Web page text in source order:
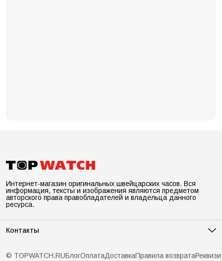
Интернет-магазин оригинальных швейцарских часов. Вся
информация, тексты и изображения являются предметом
авторского права правобладателей и владельца данного
ресурса.
Контакты
Телефон
© TOPWATCH.RUБлогОплатаДоставкаПравила возврата